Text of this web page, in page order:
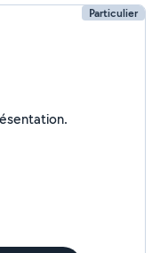
Particulier
encore renseigné ma présentation.